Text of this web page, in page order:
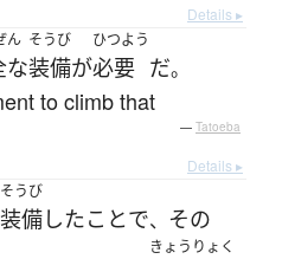
Details ▸
ん
な
そうび
装備が
ひつよう
必要 だ。
to climb that
— Tatoeba
Details ▸
そうび
装備したことで、 その
きょうりょく